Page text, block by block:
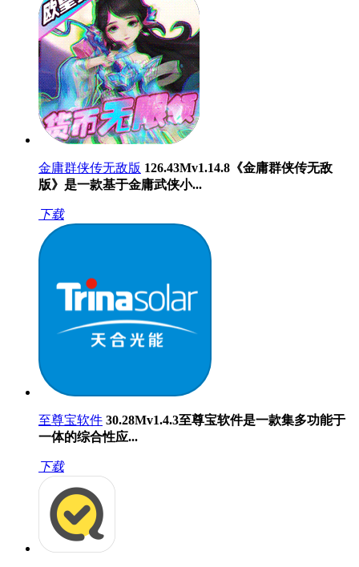
金庸群侠传无敌版 126.43Mv1.14.8 《金庸群侠传无敌
版》是一款基于金庸武侠小...
下载
至尊宝软件 30.28Mv1.4.3至尊宝软件是一款集多功能于
一体的综合性应...
下载